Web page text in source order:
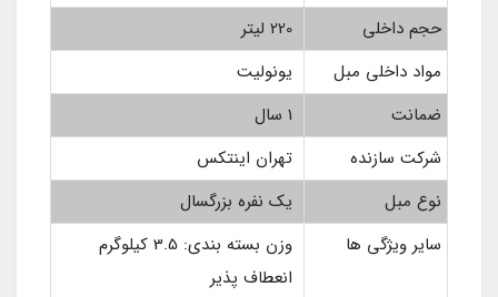
حجم داخلی
مواد داخلی مبل
یونولیت
ضمانت
شرکت سازنده
تهران اینتکس
نوع مبل
یک نفره بزرگسال
سایر ویژگی ها
وزن بسته بندی: 3.5 کیلوگرم
انعطاف پذیر